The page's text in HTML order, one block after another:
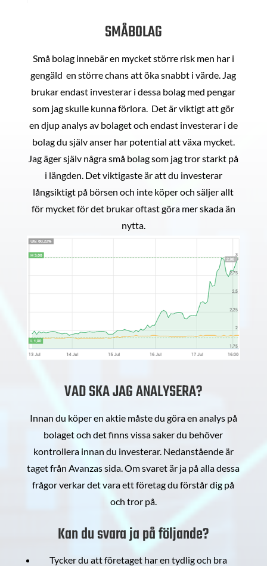
SMÅBOLAG
Små bolag innebär en mycket större risk men har i
gengäld en större chans att öka snabbt i värde. Jag
brukar endast investerar i dessa bolag med pengar
som jag skulle kunna förlora. Det är viktigt att gör
en djup analys av bolaget och endast investerar i de
bolag du själv anser har potential att växa mycket.
Jag äger själv några små bolag som jag tror starkt på
i längden. Det viktigaste är att du investerar
långsiktigt på börsen och inte köper och säljer allt
för mycket för det brukar oftast göra mer skada än
nytta.
VAD SKA JAG ANALYSERA?
Innan du köper en aktie måste du göra en analys på
bolaget och det finns vissa saker du behöver
kontrollera innan du investerar. Nedanstående är
taget från Avanzas sida. Om svaret är ja på alla dessa
frågor verkar det vara ett företag du förstår dig på
och tror på.
Kan du svara ja på följande?
Tycker du att företaget har en tydlig och bra